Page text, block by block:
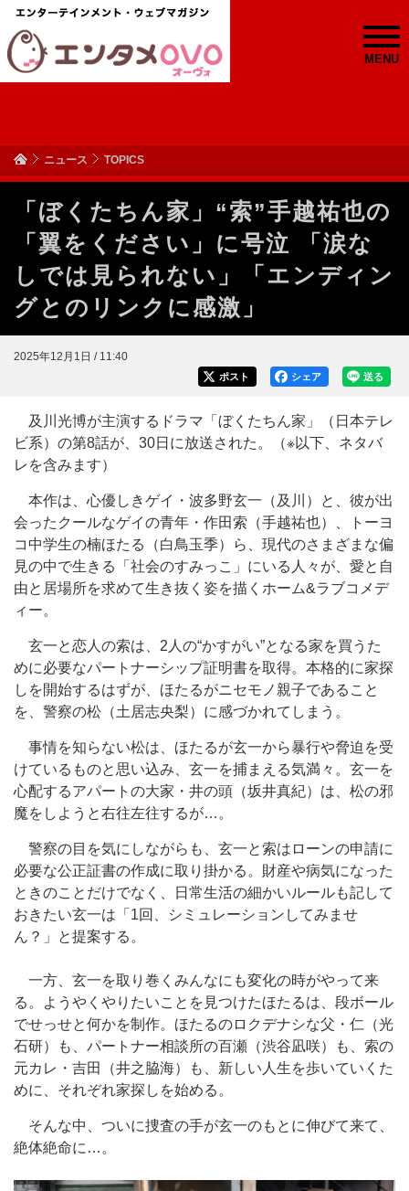
MENU
ニュース TOPICS
「ぼくたちん家」“索”手越祐也の
「翼をください」に号泣 「涙な
しでは見られない」「エンディン
グとのリンクに感激」
2025年12月1日 / 11:40
送る
シェア
ポスト
及川光博が主演するドラマ「ぼくたちん家」（日本テレ
ビ系）の第8話が、30日に放送された。（※以下、ネタバ
レを含みます）
本作は、心優しきゲイ・波多野玄一（及川）と、彼が出
会ったクールなゲイの青年・作田索（手越祐也）、トーヨ
コ中学生の楠ほたる（白鳥玉季）ら、現代のさまざまな偏
見の中で生きる「社会のすみっこ」にいる人々が、愛と自
由と居場所を求めて生き抜く姿を描くホーム&ラブコメデ
ィー。
玄一と恋人の索は、2人の“かすがい”となる家を買うた
めに必要なパートナーシップ証明書を取得。本格的に家探
しを開始するはずが、ほたるがニセモノ親子であること
を、警察の松（土居志央梨）に感づかれてしまう。
事情を知らない松は、ほたるが玄一から暴行や脅迫を受
けているものと思い込み、玄一を捕まえる気満々。玄一を
心配するアパートの大家・井の頭（坂井真紀）は、松の邪
魔をしようと右往左往するが…。
警察の目を気にしながらも、玄一と索はローンの申請に
必要な公正証書の作成に取り掛かる。財産や病気になった
ときのことだけでなく、日常生活の細かいルールも記して
おきたい玄一は「1回、シミュレーションしてみませ
ん？」と提案する。
一方、玄一を取り巻くみんなにも変化の時がやって来
る。ようやくやりたいことを見つけたほたるは、段ボール
でせっせと何かを制作。ほたるのロクデナシな父・仁（光
石研）も、パートナー相談所の百瀬（渋谷凪咲）も、索の
元カレ・吉田（井之脇海）も、新しい人生を歩いていくた
めに、それぞれ家探しを始める。
そんな中、ついに捜査の手が玄一のもとに伸びて来て、
絶体絶命に…。